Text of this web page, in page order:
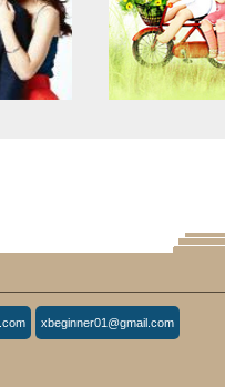
include/article/show.php
domains/keedkean.com/
ายมาเฟีย
will throw an Error
/home/keedkean/
tophotsite
xbeginner01@gmail.com